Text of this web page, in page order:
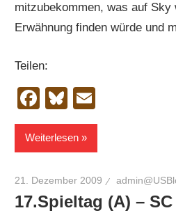
mitzubekommen, was auf
Erwähnung finden würde und
Teilen:
Facebook
Bluesky
Weiterlesen
21. Dezember 2009
17.Spieltag (A) –